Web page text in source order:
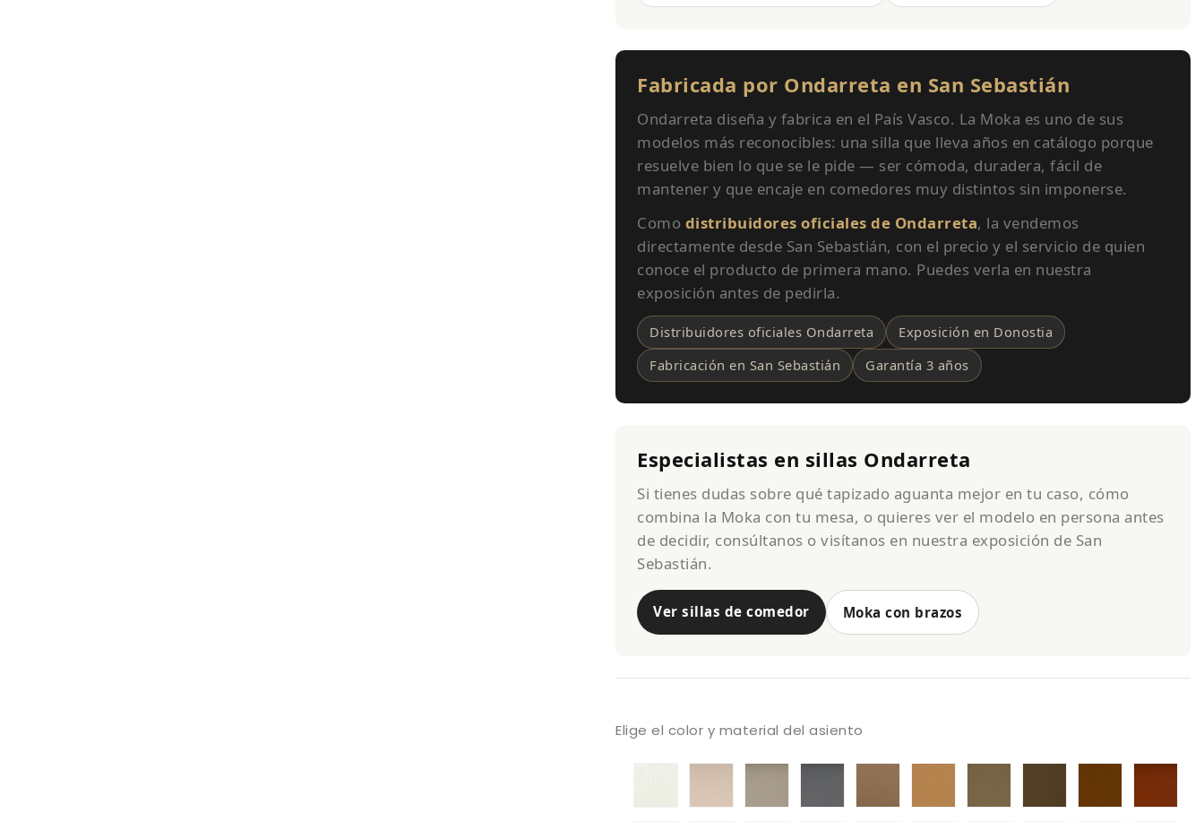
Fabricada por Ondarreta en San Sebastián
Ondarreta diseña y fabrica en el País Vasco. La Moka es uno de sus
modelos más reconocibles: una silla que lleva años en catálogo porque
resuelve bien lo que se le pide — ser cómoda, duradera, fácil de
mantener y que encaje en comedores muy distintos sin imponerse.
Como distribuidores oficiales de Ondarreta, la vendemos
directamente desde San Sebastián, con el precio y el servicio de quien
conoce el producto de primera mano. Puedes verla en nuestra
exposición antes de pedirla.
Distribuidores oficiales Ondarreta
Exposición en Donostia
Fabricación en San Sebastián
Garantía 3 años
Especialistas en sillas Ondarreta
Si tienes dudas sobre qué tapizado aguanta mejor en tu caso, cómo
combina la Moka con tu mesa, o quieres ver el modelo en persona antes
de decidir, consúltanos o visítanos en nuestra exposición de San
Sebastián.
Ver sillas de comedor Moka con brazos
Elige el color y material del asiento
ValenciaValenciaTaupe
A
Valencia.CashmereBeige
Valencia-terracotta
A